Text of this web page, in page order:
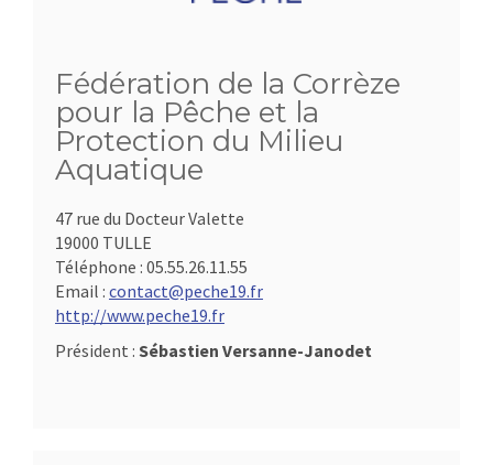
Fédération de la Corrèze
pour la Pêche et la
Protection du Milieu
Aquatique
47 rue du Docteur Valette
19000 TULLE
Téléphone : 05.55.26.11.55
Email : contact@peche19.fr
http://www.peche19.fr
Président : Sébastien Versanne-Janodet